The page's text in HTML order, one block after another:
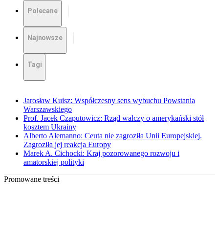
Polecane
Najnowsze
Tagi
Jarosław Kuisz: Współczesny sens wybuchu Powstania
Warszawskiego
Prof. Jacek Czaputowicz: Rząd walczy o amerykański stół
kosztem Ukrainy
Alberto Alemanno: Ceuta nie zagroziła Unii Europejskiej.
Zagroziła jej reakcja Europy
Marek A. Cichocki: Kraj pozorowanego rozwoju i
amatorskiej polityki
Promowane treści